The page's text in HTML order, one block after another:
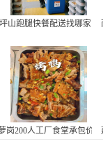
坪山跑腿快餐配送找哪家
岗200人工厂食堂承包价格